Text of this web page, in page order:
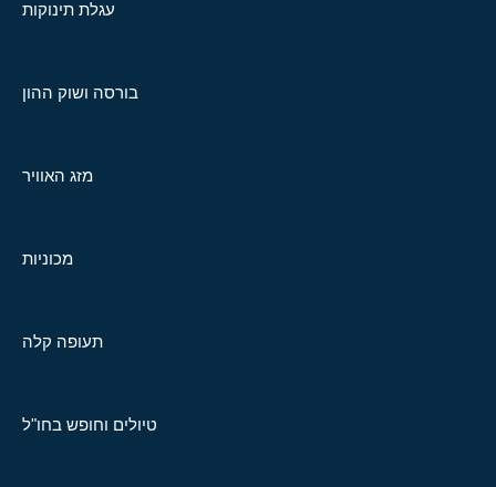
עגלת תינוקות
בורסה ושוק ההון
מזג האוויר
מכוניות
תעופה קלה
טיולים וחופש בחו"ל